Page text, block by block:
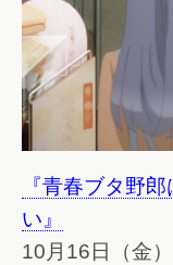
『青春ブタ野
い』
10月16日（金